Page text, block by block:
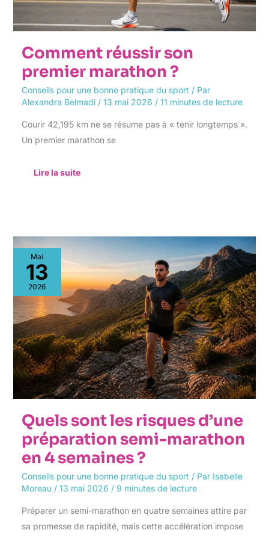
Comment réussir son
premier marathon ?
Conseils pour une bonne pratique du sport / Par
Alexandra Belmadi / 13 mai 2026 / 11 minutes de lecture
Courir 42,195 km ne se résume pas à « tenir longtemps ».
Un premier marathon se
Lire la suite
Mai
13
2026
Quels sont les risques d’une
préparation semi-marathon
en 4 semaines ?
Conseils pour une bonne pratique du sport / Par Isabelle
Moreau / 13 mai 2026 / 9 minutes de lecture
Préparer un semi-marathon en quatre semaines attire par
sa promesse de rapidité, mais cette accélération impose
Quels
sont
les
risques
d’une
préparation
semi-
marathon
en
4
semaines
?